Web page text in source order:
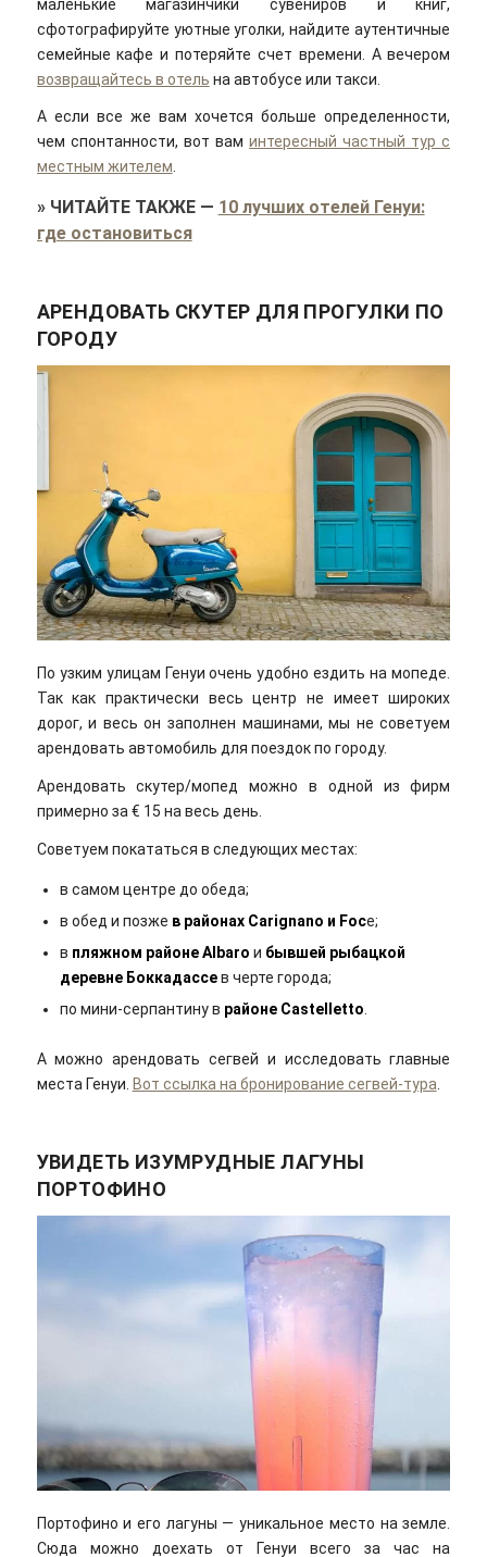
маленькие магазинчики сувениров и книг,
сфотографируйте уютные уголки, найдите аутентичные
семейные кафе и потеряйте счет времени. А вечером
возвращайтесь в отель на автобусе или такси.
А если все же вам хочется больше определенности,
чем спонтанности, вот ваминтересный частный тур с
местным жителем.
» ЧИТАЙТЕ ТАКЖЕ— 10 лучших отелей Генуи:
где остановиться
АРЕНДОВАТЬ СКУТЕР ДЛЯ ПРОГУЛКИ ПО
ГОРОДУ
По узким улицам Генуи очень удобно ездить на мопеде.
Так как практически весь центр не имеет широких
дорог, и весь он заполнен машинами, мы не советуем
арендовать автомобиль для поездок по городу.
Арендовать скутер/мопед можно в одной из фирм
примерно за € 15 на весь день.
Советуем покататься в следующих местах:
в самом центре до обеда;
в обед и позже в районах Carignano и Foce;
в пляжном районе Albaro и бывшей рыбацкой
деревне Боккадассев черте города;
по мини-серпантину в районе Castelletto.
А можно арендовать сегвей и исследовать главные
места Генуи. Вот ссылка на бронирование сегвей-тура.
УВИДЕТЬ ИЗУМРУДНЫЕ ЛАГУНЫ
ПОРТОФИНО
Портофино и его лагуны — уникальное место на земле.
Сюда можно доехать от Генуи всего за час на